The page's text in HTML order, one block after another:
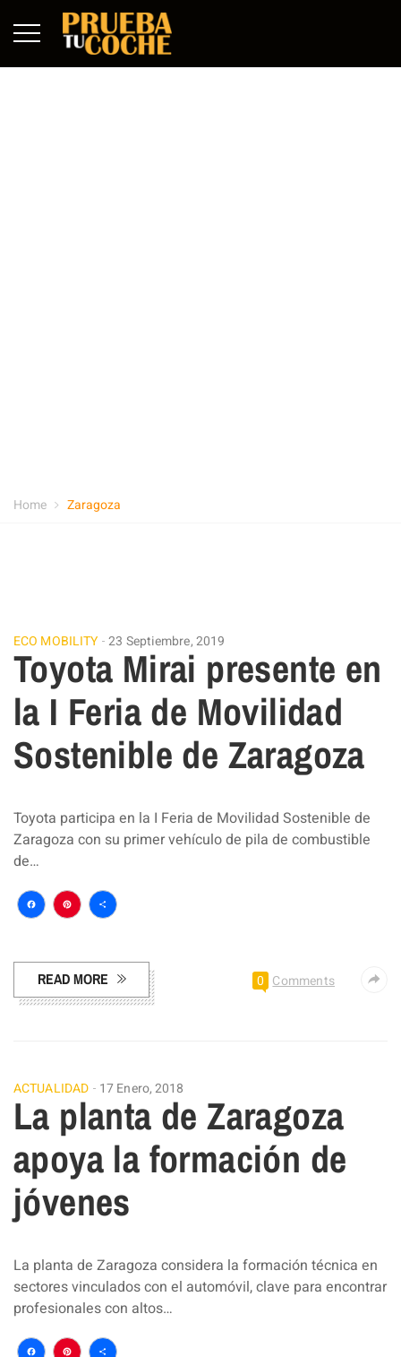
Home Zaragoza
ECO MOBILITY 23 Septiembre, 2019
Toyota Mirai presente en
la I Feria de Movilidad
Sostenible de Zaragoza
Toyota participa en la I Feria de Movilidad Sostenible de
Zaragoza con su primer vehículo de pila de combustible
de…
Facebook
Pinterest
Compartir
READ MORE 0 Comments
ACTUALIDAD 17 Enero, 2018
La planta de Zaragoza
apoya la formación de
jóvenes
La planta de Zaragoza considera la formación técnica en
sectores vinculados con el automóvil, clave para encontrar
profesionales con altos…